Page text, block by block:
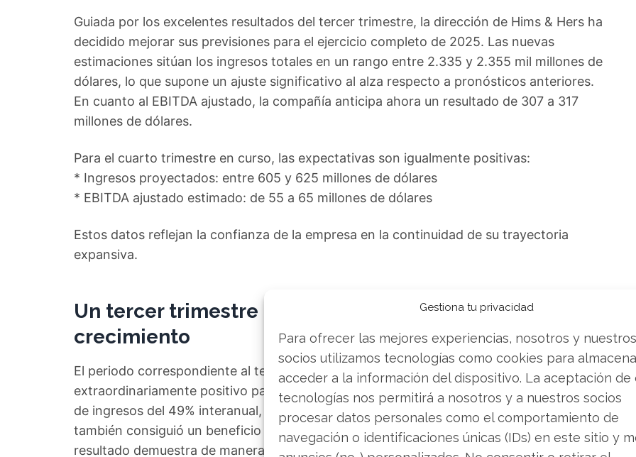
Gestiona tu privacidad
Para ofrecer las mejores experiencias, nosotros y nuestros
socios utilizamos tecnologías como cookies para
acceder a la información del dispositivo. La aceptación de
tecnologías nos permitirá a nosotros y a nuestros socios
procesar datos personales como el comportamiento de
navegación o identificaciones únicas (IDs) en este sitio y
Guiada por los excelentes resultados del tercer trimestre, la dirección de Hims & Hers ha
decidido mejorar sus previsiones para el ejercicio completo de 2025. Las nuevas
estimaciones sitúan los ingresos totales en un rango entre 2.335 y 2.355 mil millones de
dólares, lo que supone un ajuste significativo al alza respecto a pronósticos anteriores.
En cuanto al EBITDA ajustado, la compañía anticipa ahora un resultado de 307 a 317
millones de dólares.
Para el cuarto trimestre en curso, las expectativas son igualmente positivas:
* Ingresos proyectados: entre 605 y 625 millones de dólares
* EBITDA ajustado estimado: de 55 a 65 millones de dólares
Estos datos reflejan la confianza de la empresa en la continuidad de su trayectoria
expansiva.
Un tercer trimestre marcado por la rentabilidad y el
crecimiento
El periodo correspondiente al tercer trimestre del ejercicio 2025 ha sido
extraordinariamente positivo para Hims & Hers. La compañía no solo logró un aumento
de ingresos del 49% interanual, alcanzando casi 600 millones de dólares, sino que
también consiguió un beneficio neto de aproximadamente 16 millones de dólares. Este
resultado demuestra de manera tangible que el crecimiento acelerado puede